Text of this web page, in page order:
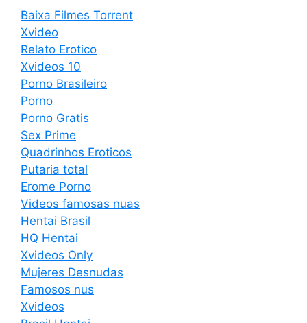
Baixa Filmes Torrent
Xvideo
Relato Erotico
Xvideos 10
Porno Brasileiro
Porno
Porno Gratis
Sex Prime
Quadrinhos Eroticos
Putaria total
Erome Porno
Videos famosas nuas
Hentai Brasil
HQ Hentai
Xvideos Only
Mujeres Desnudas
Famosos nus
Xvideos